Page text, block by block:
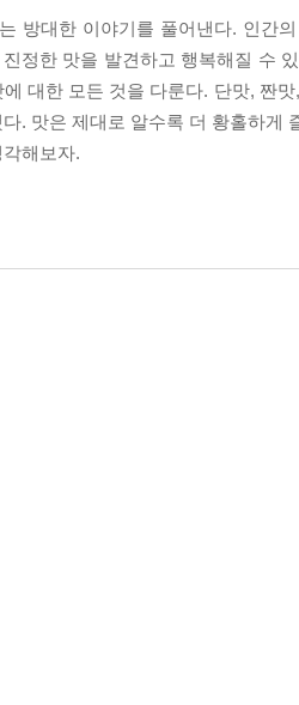
방대한 이야기를 풀어낸다. 인간
정한 맛을 발견하고 행복해질 수
대한 모든 것을 다룬다. 단맛, 짠
. 맛은 제대로 알수록 더 황홀하게
해보자.